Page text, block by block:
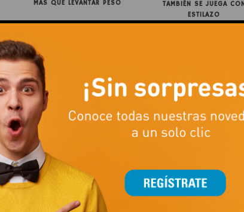
MÁS QUE LEVANTAR PESO
TAMBIÉN SE JUEGA
ESTILAZO